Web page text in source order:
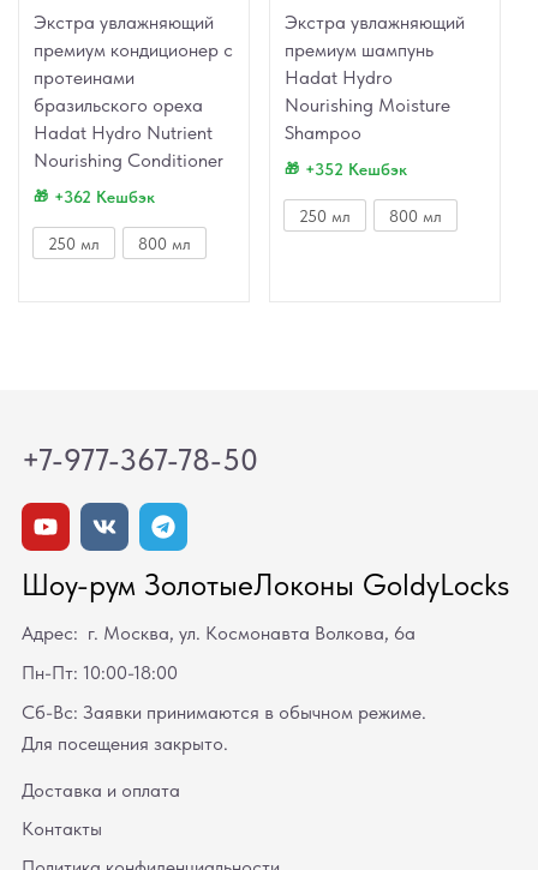
Экстра увлажняющий
премиум кондиционер с
протеинами
бразильского ореха
Hadat Hydro Nutrient
Nourishing Conditioner
+362 Кешбэк
250 мл 800 мл
Экстра увлажняющий
премиум шампунь
Hadat Hydro
Nourishing Moisture
Shampoo
+352 Кешбэк
250 мл 800 мл
+7-977-367-78-50
Шоу-рум ЗолотыеЛоконы GoldyLocks
Адрес: г. Москва, ул. Космонавта Волкова, 6а
Пн-Пт: 10:00-18:00
Сб-Вс: Заявки принимаются в обычном режиме.
Для посещения закрыто.
Доставка и оплата
Контакты